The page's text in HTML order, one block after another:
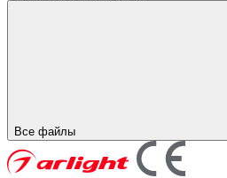
Все файлы